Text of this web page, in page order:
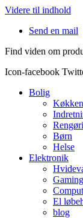
Videre til indhold
Send en mail
Find viden om
Icon-facebook
Bolig
Børn
Helse
Elektronik
El
blog